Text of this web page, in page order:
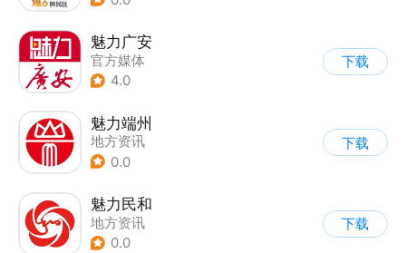
魅力广安
官方媒体
4.0
下载
魅力端州
地方资讯
0.0
下载
魅力民和
地方资讯
0.0
下载